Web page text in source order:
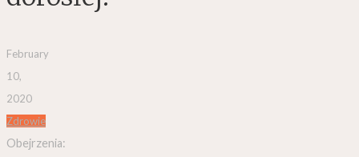
February
10,
2020
Zdrowie
Obejrzenia: